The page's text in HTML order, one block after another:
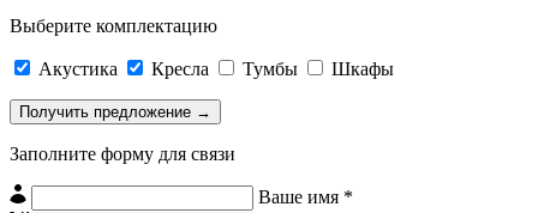
Выберите комплектацию
Акустика Кресла Тумбы Шкафы
Заполните форму для связи
Ваше имя *